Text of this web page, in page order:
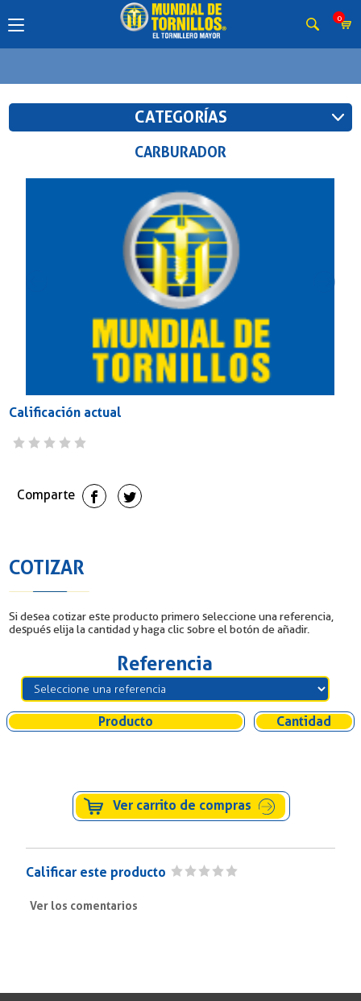
0
CARBURADOR
Calificación actual
Comparte
COTIZAR
Si desea cotizar este producto primero seleccione una referencia,
después elija la cantidad y haga clic sobre el botón de añadir.
Referencia
Producto Cantidad
Ver carrito de compras
Calificar este producto
Ver los comentarios
CATEGORÍAS